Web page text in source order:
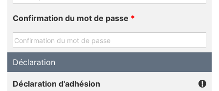
Confirmation du mot de passe *
Déclaration
Déclaration d'adhésion